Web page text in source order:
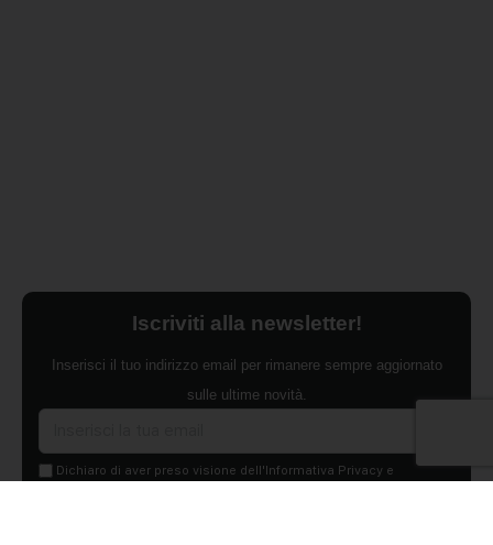
Iscriviti alla newsletter!
Inserisci il tuo indirizzo email per rimanere sempre aggiornato
sulle ultime novità.
Dichiaro di aver preso visione dell'Informativa Privacy e